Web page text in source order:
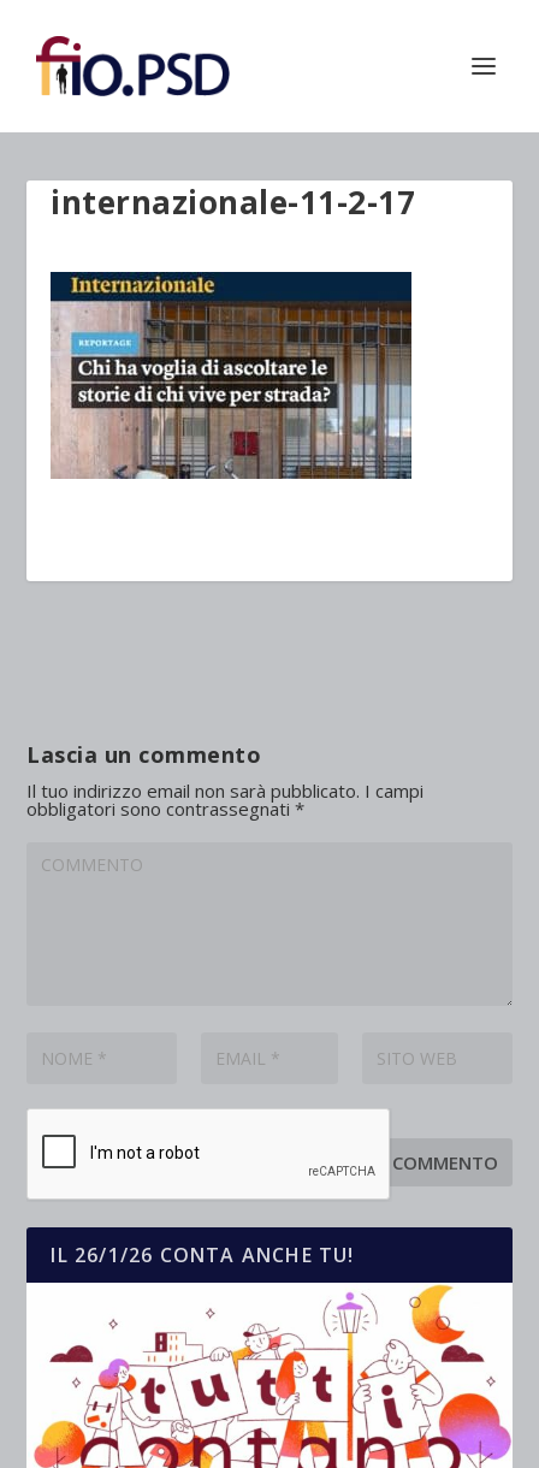
internazionale-11-2-17
Lascia un commento
Il tuo indirizzo email non sarà pubblicato. I campi
obbligatori sono contrassegnati*
IL 26/1/26 CONTA ANCHE TU!